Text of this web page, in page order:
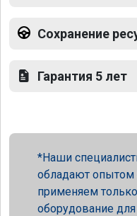
Сохранение
Гарантия 5 лет
Наши
обладают
применяем
оборудование для